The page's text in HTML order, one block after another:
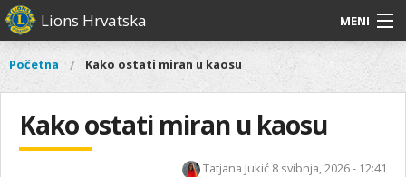
Skoči
na
sadržaj
Lions Hrvatska MENI
O nama
Naši projekti
Glavni
O
nama
Distrikt
126
Vi
ste
ovdje
Početna Kako ostati miran u kaosu
Kako ostati miran u kaosu
Tatjana Jukić 8 svibnja, 2026 - 12:41